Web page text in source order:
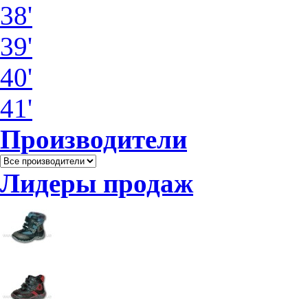
38'
39'
40'
41'
Производители
Лидеры продаж